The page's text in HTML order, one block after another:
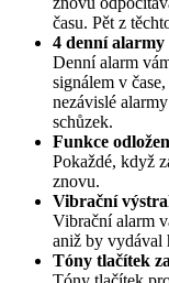
času. Pět z
4 denní alarmy
Denní alarm
signálem v
nezávislé
schůzek.
Funkce
Pokaždé, když
znovu.
Vibrační
Vibrační alarm
aniž by vydával
Tóny tlačítek